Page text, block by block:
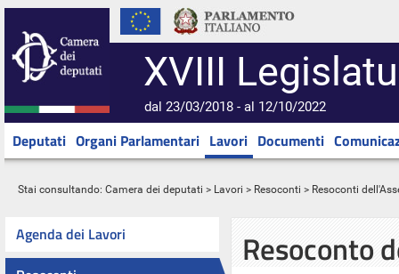
XVIII
dal 23/03/2018 - al 12/10/2022
Deputati Organi Parlamentari Lavori Documenti
Stai consultando: Camera dei deputati > Lavori > Resoconti > Resoconti
Agenda dei Lavori
Resoconto